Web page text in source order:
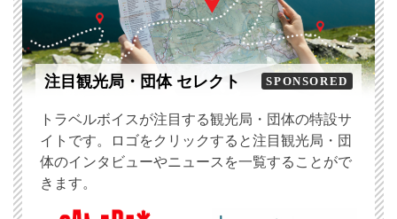
注目観光局・団体 セレクト SPONSORED
トラベルボイスが注目する観光局・団体の特設サ
イトです。ロゴをクリックすると注目観光局・団
体のインタビューやニュースを一覧することがで
きます。